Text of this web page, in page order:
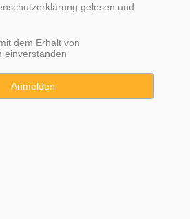
gelesen und
dem Erhalt von
einverstanden